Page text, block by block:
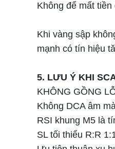
Không để mất
Khi vàng sập
mạnh có tín hiệu
5. LƯU Ý KHI
KHÔNG GỒNG
Không DCA âm
RSI khung M5 là
SL tối thiểu R:R